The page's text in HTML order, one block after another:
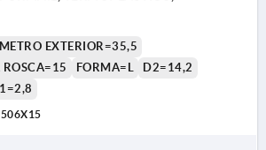
EXTERIOR=35,5
ROSCA=15
FORMA=L
D2=14,2